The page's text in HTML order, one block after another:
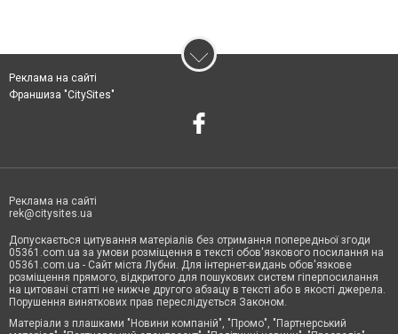
Реклама на сайті
Франшиза "CitySites"
Реклама на сайті
rek@citysites.ua
Допускається цитування матеріалів без отримання попередньої згоди
05361.com.ua за умови розміщення в тексті обов'язкового посилання на
05361.com.ua - Сайт міста Лубни. Для інтернет-видань обов'язкове
розміщення прямого, відкритого для пошукових систем гіперпосилання
на цитовані статті не нижче другого абзацу в тексті або в якості джерела.
Порушення виняткових прав переслідується Законом.
Матеріали з плашками "Новини компаній", "Промо", "Партнерський